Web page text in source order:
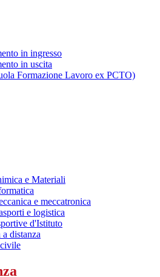
in ingresso
in uscita
Formazione Lavoro ex PCTO)
e Materiali
e meccatronica
e logistica
d'Istituto
distanza